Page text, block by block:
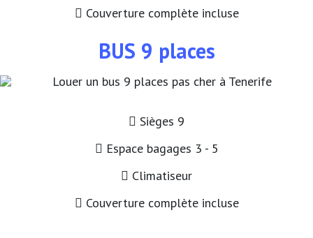
Couverture complète incluse
BUS 9 places
Sièges 9
Espace bagages 3 - 5
Climatiseur
Couverture complète incluse